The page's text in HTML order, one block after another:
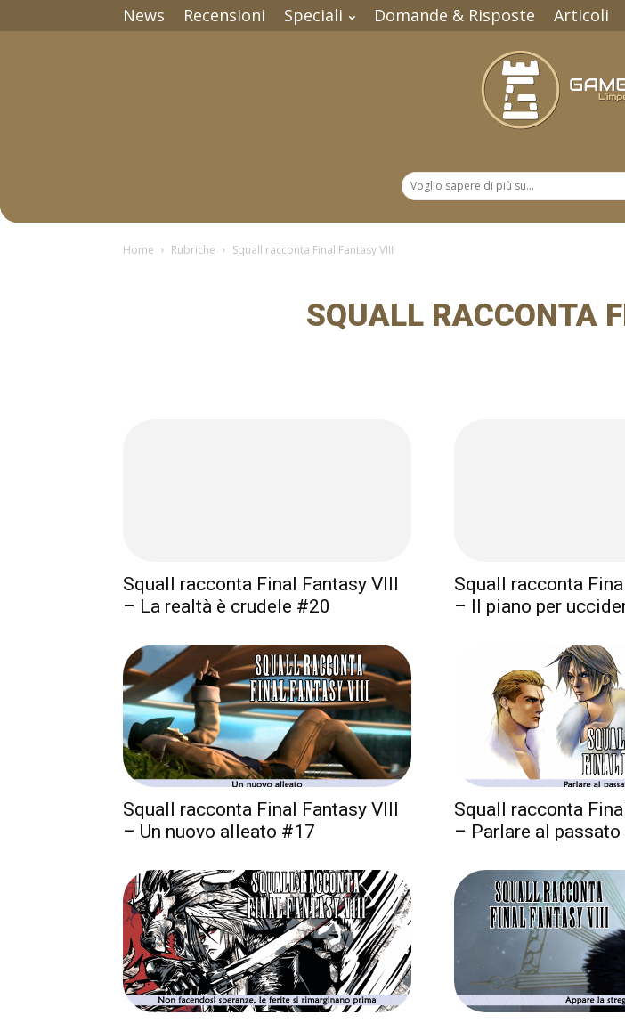
News Recensioni Speciali Domande & Risposte Articoli
Home Rubriche Squall racconta Final Fantasy VIII
SQUALL RACCONTA
Squall racconta Final Fantasy VIII
– La realtà è crudele #20
Squall racconta
– Il piano per
Squall racconta Final Fantasy VIII
– Un nuovo alleato #17
Squall racconta
– Parlare al